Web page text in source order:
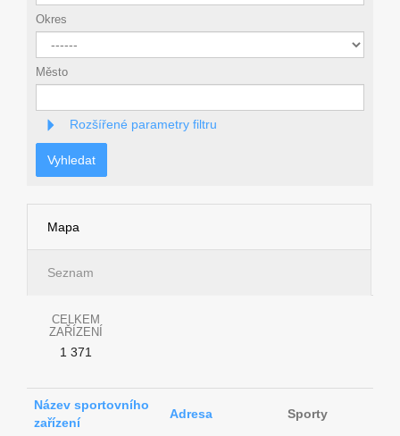
Okres
Město
Rozšířené parametry filtru
Vyhledat
Mapa
Seznam
CELKEM
ZAŘÍZENÍ
1 371
Název sportovního
zařízení
Adresa Sporty